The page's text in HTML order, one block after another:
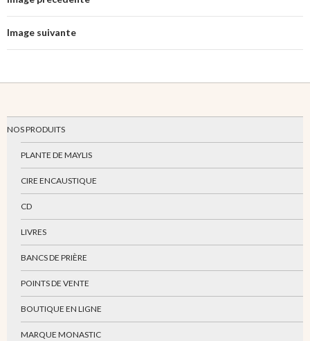
Image suivante
NOS PRODUITS
PLANTE DE MAYLIS
CIRE ENCAUSTIQUE
CD
LIVRES
BANCS DE PRIÈRE
POINTS DE VENTE
BOUTIQUE EN LIGNE
MARQUE MONASTIC